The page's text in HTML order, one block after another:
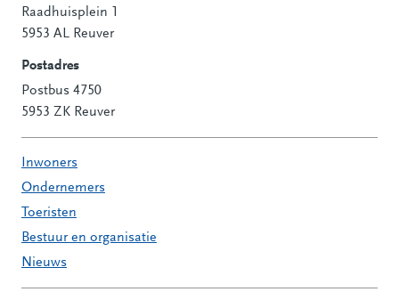
Contactinformatie
Raadhuisplein 1
5953 AL Reuver
Postadres
Postbus 4750
5953 ZK Reuver
Inwoners
Ondernemers
Toeristen
Bestuur en organisatie
Nieuws